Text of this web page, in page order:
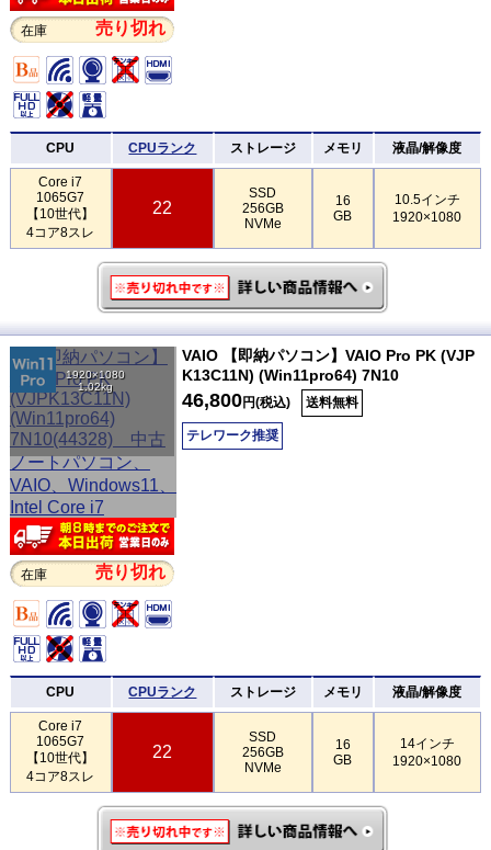
在庫 売り切れ
CPU CPUランク ストレージ メモリ 液晶/解像度
Core i7
1065G7
【10世代】
4コア8スレ
22
SSD
256GB
NVMe
16
GB
10.5インチ
1920×1080
1920×1080
1.02kg
在庫 売り切れ
VAIO 【即納パソコン】VAIO Pro PK (VJP
K13C11N) (Win11pro64) 7N10
46,800円(税込) 送料無料
テレワーク推奨
CPU CPUランク ストレージ メモリ 液晶/解像度
Core i7
1065G7
【10世代】
4コア8スレ
22
SSD
256GB
NVMe
16
GB
14インチ
1920×1080